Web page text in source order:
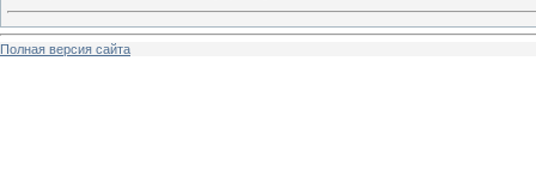
Полная версия сайта